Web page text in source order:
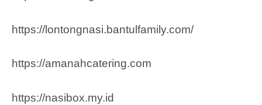
https://lontongnasi.bantulfamily.com/
https://amanahcatering.com
https://nasibox.my.id